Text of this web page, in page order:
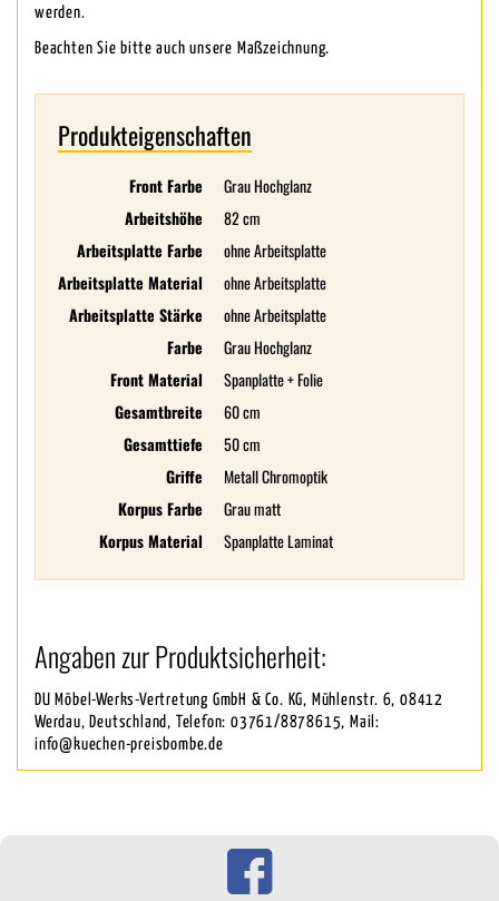
werden.
Beachten Sie bitte auch unsere Maßzeichnung.
Produkteigenschaften
Front Farbe
Grau Hochglanz
Arbeitshöhe
82 cm
Arbeitsplatte Farbe
ohne Arbeitsplatte
Arbeitsplatte Material
ohne Arbeitsplatte
Arbeitsplatte Stärke
ohne Arbeitsplatte
Farbe
Grau Hochglanz
Front Material
Spanplatte + Folie
Gesamtbreite
60 cm
Gesamttiefe
50 cm
Griffe
Metall Chromoptik
Korpus Farbe
Grau matt
Korpus Material
Spanplatte Laminat
Angaben zur Produktsicherheit:
DU Möbel-Werks-Vertretung GmbH & Co. KG, Mühlenstr. 6, 08412
Werdau, Deutschland, Telefon: 03761/8878615, Mail:
info@kuechen-preisbombe.de